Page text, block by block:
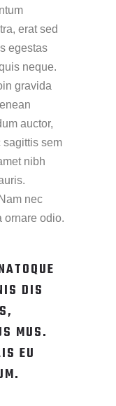
erat sed
egestas
neque.
gravida
auctor,
sagittis sem
nibh
nec
ornare odio.
DIS
MUS.
EU